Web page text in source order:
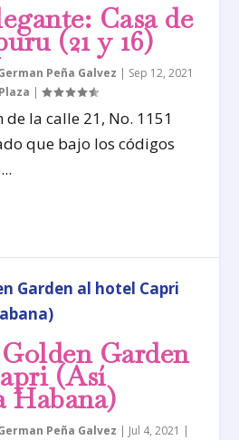
Casa de
(21 y 16)
Peña Galvez | Sep 12, 2021
Plaza |
la calle 21, No. 1151
que bajo los códigos
Garden
(Así
Habana)
Peña Galvez | Jul 4, 2021 |